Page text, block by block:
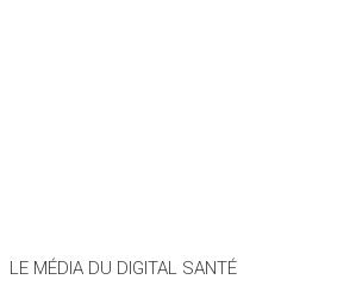
LE MÉDIA DU DIGITAL SANTÉ